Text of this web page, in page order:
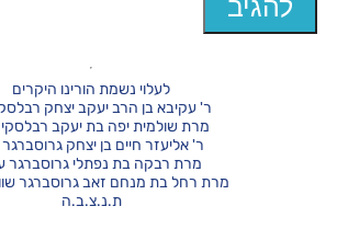
לעלוי נשמת הורינו היקרים
ר' עקיבא בן הרב יעקב יצחק
מרת שולמית יפה בת יעקב
ר' אליעזר חיים בן יצחק
מרת רבקה בת נפתלי גרוסברגר
מרת רחל בת מנחם זאב גרוסברגר
ת.נ.צ.ב.ה